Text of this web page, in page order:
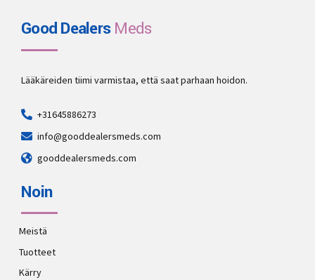
Good DealersMeds
Lääkäreiden tiimi varmistaa, että saat parhaan hoidon.
+31645886273
info@gooddealersmeds.com
gooddealersmeds.com
Noin
Meistä
Tuotteet
Kärry